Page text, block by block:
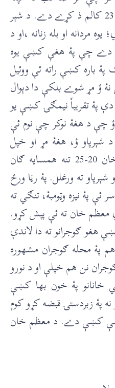
ځانه د خپل مضمون پۀ ص 231 کالم ذ کړے دے. د شېر
مردانه او بله زنانه ،او د
دے چې پۀ هغې کښې يوه
باره کښې راته ئې ووئيل
مړ شوے بلکې دا دېوال
پۀ تقريباً نيمګۍ کښې يو
چې د هغۀ نوکر چې نوم ئې
شېرپاو ؤ، هغۀ مړ او خپل
کلي ته فرار شو. د معظم خان 20-25 تنه همسايه ګان
ته ورغلل. پۀ رڼا ورځ
پۀ نيزه وټومبۀ، تنګي ته
معظم خان ته ئې پېش کړو.
ګوجرانو ته دا لاندې
پۀ محله ګوجران مشهوره
نن هم خپلې او د نورو
پۀ خون بها کښې
نه پۀ زبردستۍ قبضه کړو کوم
کښې دے. د معظم خان